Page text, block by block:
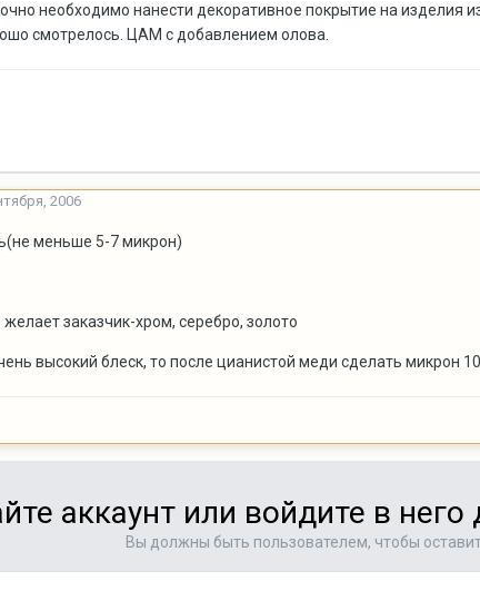
необходимо нанести декоративное покрытие на
смотрелось. ЦАМ с добавлением олова.
2006
меньше 5-7 микрон)
заказчик-хром, серебро, золото
высокий блеск, то после цианистой меди сделать микрон
аккаунт или войдите в
Вы должны быть пользователем, чтобы